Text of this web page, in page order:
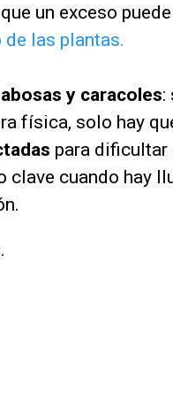
que un exceso
las plantas.
y caracoles:
física, solo hay
para
clave cuando hay